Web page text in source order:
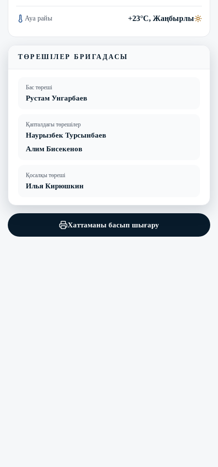
Ауа райы +23°C, Жаңбырлы
ТӨРЕШІЛЕР БРИГАДАСЫ
Бас төреші
Рустам Унгарбаев
Қапталдағы төрешілер
Наурызбек Турсынбаев
Алим Бисекенов
Қосалқы төреші
Илья Кирюшкин
Хаттаманы басып шығару